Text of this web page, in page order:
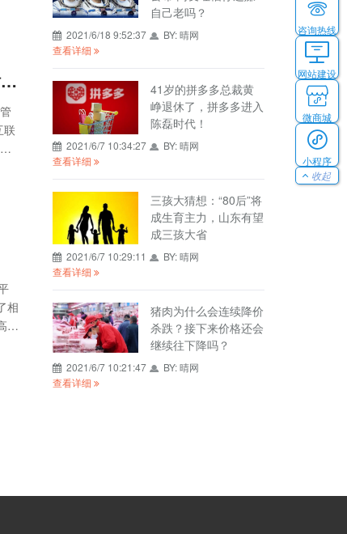
咨询热线
网站建设
微商城
小程序
收起
全国互联网安全管理服务平台【公安备案】 - 新增主体和网站备案流程
联
相
。
自己老吗？
2021/6/18 9:52:37 BY:晴网
查看详细
41岁的拼多多总裁黄
峥退休了，拼多多进入
陈磊时代！
2021/6/7 10:34:27 BY:晴网
查看详细
三孩大猜想：“80后”将
成生育主力，山东有望
成三孩大省
2021/6/7 10:29:11 BY:晴网
查看详细
猪肉为什么会连续降价
杀跌？接下来价格还会
继续往下降吗？
2021/6/7 10:21:47 BY:晴网
查看详细